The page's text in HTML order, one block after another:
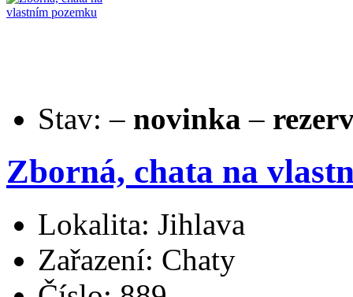
Stav: – novinka –
Zborná, chata na
Lokalita: Jihlava
Zařazení: Chaty